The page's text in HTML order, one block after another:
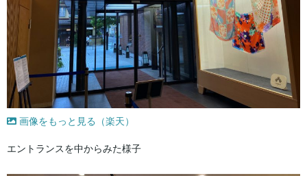
画像をもっと見る（楽天）
エントランスを中からみた様子